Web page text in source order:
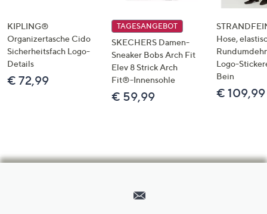
KIPLING®
Organizertasche Cido
Sicherheitsfach Logo-
Details
€ 72,99
TAGESANGEBOT
SKECHERS Damen-
Sneaker Bobs Arch Fit
Elev 8 Strick Arch
Fit®-Innensohle
€ 59,99
Hose,
Logo-
Bein
€ 109,99